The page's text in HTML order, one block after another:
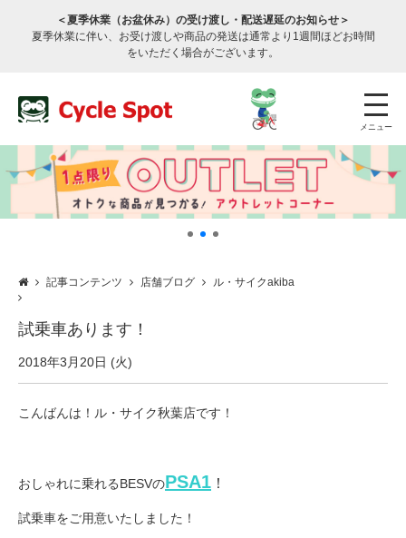
＜夏季休業（お盆休み）の受け渡し・配送遅延のお知らせ＞
夏季休業に伴い、お受け渡しや商品の発送は通常より1週間ほどお時間
をいただく場合がございます。
メニュー
サービスのご案内
サービス全般
記事コンテンツ 店舗ブログ ル・サイクakiba
試乗車あります！
2018年3月20日 (火)
こんばんは！ル・サイク秋葉店です！
おしゃれに乗れるBESVのPSA1 ！
試乗車をご用意いたしました！